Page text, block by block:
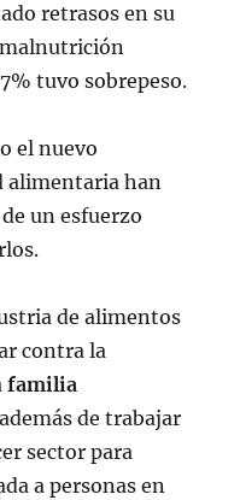
retrasos en su
tuvo sobrepeso.
el nuevo
alimentaria han
un esfuerzo
de alimentos
contra la
familia
de trabajar
sector para
a personas en